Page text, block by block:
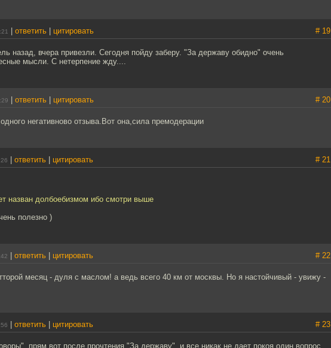
ответить цитировать # 19
назад, вчера привезли. Сегодня пойду заберу. "За державу обидно" очень
мысли. С нетерпение жду....
ответить цитировать # 20
негативново отзыва.Вот она,сила премодерации
ответить цитировать # 21
назван долбоебизмом ибо смотри выше
полезно )
ответить цитировать # 22
месяц - дуля с маслом! а ведь всего 40 км от москвы. Но я настойчивый - увижу -
ответить цитировать # 23
прям вот после прочтения "За державу", и все никак не дает покоя один вопрос.